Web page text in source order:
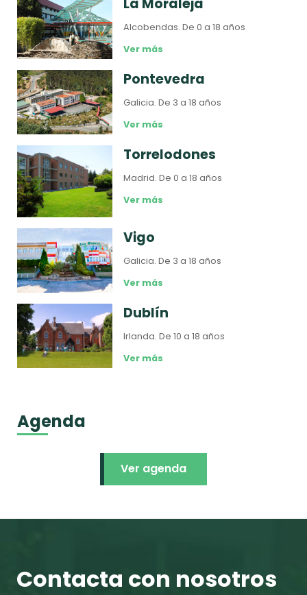
La Moraleja
Alcobendas.De 0 a 18 años
Ver más
Pontevedra
Galicia.De 3 a 18 años
Ver más
Torrelodones
Madrid.De 0 a 18 años
Ver más
Vigo
Galicia.De 3 a 18 años
Ver más
Dublín
Irlanda.De 10 a 18 años
Ver más
Agenda
Ver agenda
Contacta con nosotros